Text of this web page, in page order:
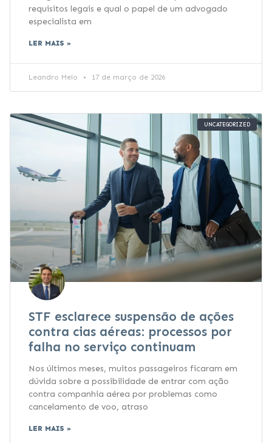
requisitos legais e qual o papel de um advogado
especialista em
LER MAIS »
Leandro Melo 17 de março de 2026
UNCATEGORIZED
STF esclarece suspensão de ações
contra cias aéreas: processos por
falha no serviço continuam
Nos últimos meses, muitos passageiros ficaram em
dúvida sobre a possibilidade de entrar com ação
contra companhia aérea por problemas como
cancelamento de voo, atraso
LER MAIS »